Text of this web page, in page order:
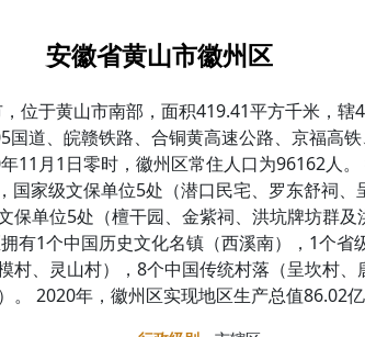
安徽省黄山市徽州区
位于黄山市南部，面积419.41平方千米，辖
国道、皖赣铁路、合铜黄高速公路、京福高
11月1日零时，徽州区常住人口为96162人
国家级文保单位5处（潜口民宅、罗东舒祠
保单位5处（檀干园、金紫祠、洪坑牌坊群
有1个中国历史文化名镇（西溪南），1个省
、灵山村），8个中国传统村落（呈坎村、
。 2020年，徽州区实现地区生产总值86.02